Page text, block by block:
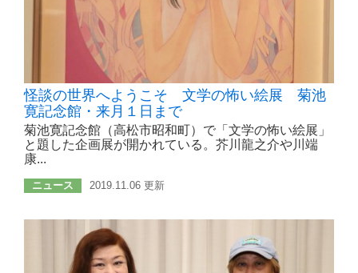
怪談の世界へようこそ 文学の怖い絵展 菊池
寛記念館・来月１日まで
菊池寛記念館（高松市昭和町）で「文学の怖い絵展」
と題した企画展が開かれている。芥川龍之介や川端
康...
ニュース 2019.11.06 更新